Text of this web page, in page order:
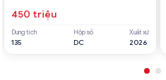
450 triệu
Dung tích
135
Hộp số
DC
Xuất xứ
2026